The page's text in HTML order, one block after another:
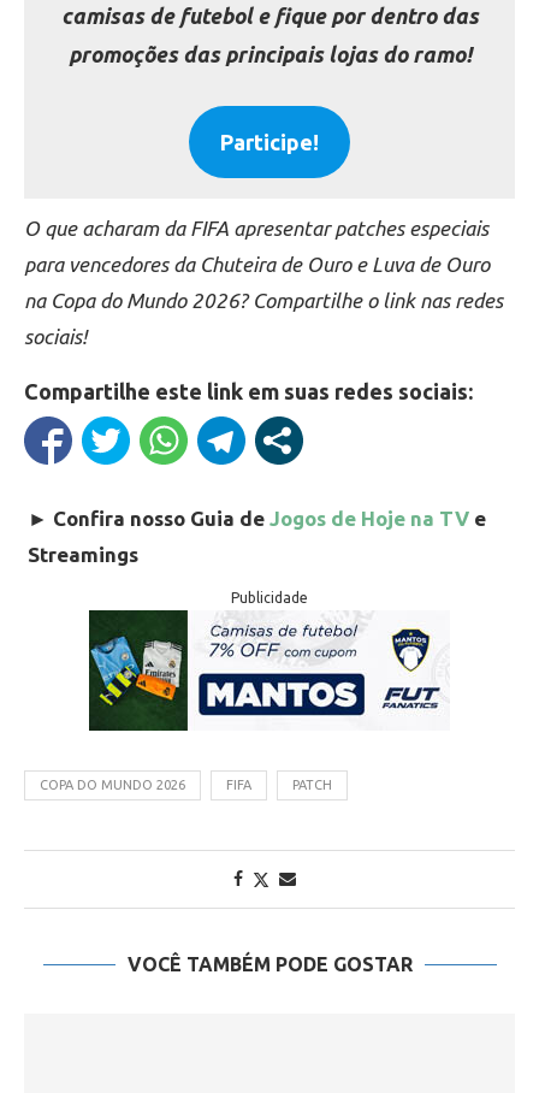
camisas de futebol e fique por dentro das
promoções das principais lojas do ramo!
Participe!
O que acharam da FIFA apresentar patches especiais
para vencedores da Chuteira de Ouro e Luva de Ouro
na Copa do Mundo 2026? Compartilhe o link nas redes
sociais!
Compartilhe este link em suas redes sociais:
► Confira nosso Guia de Jogos de Hoje na TV e
Streamings
Publicidade
COPA DO MUNDO 2026 FIFA PATCH
VOCÊ TAMBÉM PODE GOSTAR